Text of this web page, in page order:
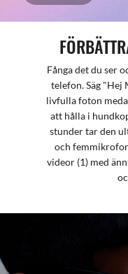
Fånga det du ser
telefon. Säg "Hej
livfulla foton
att hålla i
stunder tar den
och
videor (1) med